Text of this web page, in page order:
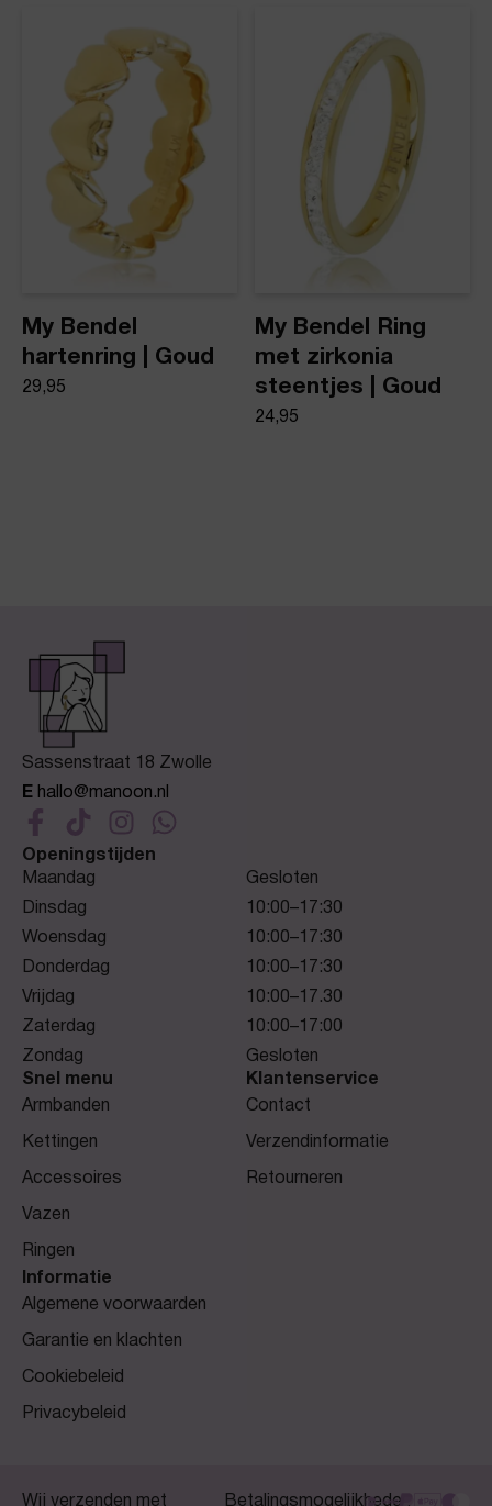
My Bendel
hartenring | Goud
29,95
My Bendel Ring
met zirkonia
steentjes | Goud
24,95
Sassenstraat 18 Zwolle
E hallo@manoon.nl
Openingstijden
Maandag
Gesloten
Dinsdag
10:00–17:30
Woensdag
10:00–17:30
Donderdag
10:00–17:30
Vrijdag
10:00–17.30
Zaterdag
10:00–17:00
Zondag
Gesloten
Snel menu
Armbanden
Kettingen
Accessoires
Vazen
Ringen
Klantenservice
Contact
Verzendinformatie
Retourneren
Informatie
Algemene voorwaarden
Garantie en klachten
Cookiebeleid
Privacybeleid
Wij verzenden met Betalingsmogelijkheden